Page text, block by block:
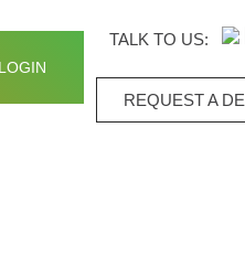
LOGIN
TALK TO US:
REQUEST A